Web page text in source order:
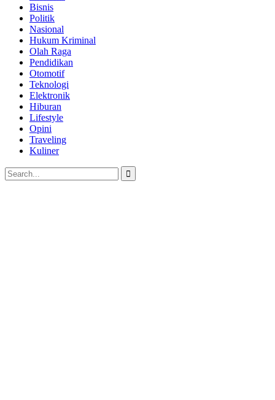
Bisnis
Politik
Nasional
Hukum Kriminal
Olah Raga
Pendidikan
Otomotif
Teknologi
Elektronik
Hiburan
Lifestyle
Opini
Traveling
Kuliner